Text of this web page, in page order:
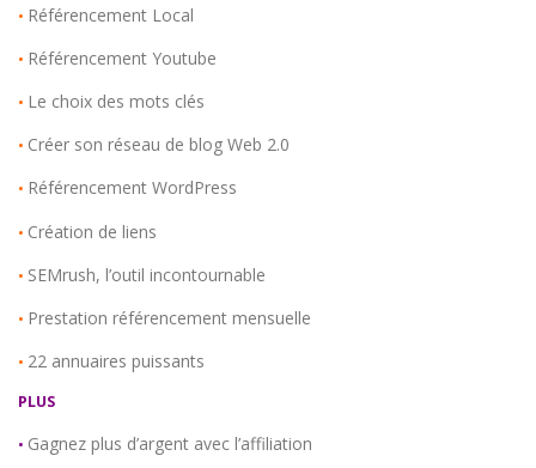
• Référencement Local
• Référencement Youtube
• Le choix des mots clés
• Créer son réseau de blog Web 2.0
• Référencement WordPress
• Création de liens
• SEMrush, l’outil incontournable
• Prestation référencement mensuelle
• 22 annuaires puissants
PLUS
• Gagnez plus d’argent avec l’affiliation